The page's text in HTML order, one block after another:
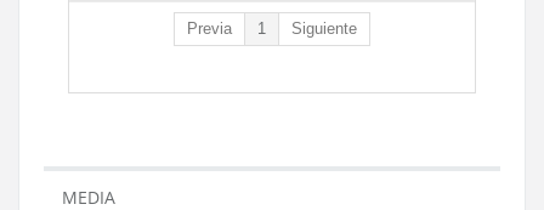
Previa 1 Siguiente
MEDIA